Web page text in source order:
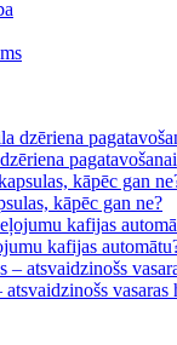
pagatavošanai
kāpēc gan ne?
kafijas
vasaras